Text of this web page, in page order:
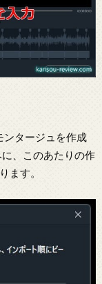
タージュを作成
、このあたりの作
ます。